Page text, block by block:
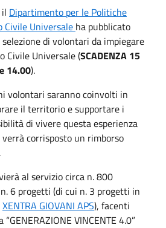
Dipartimento per le Politiche
Civile Universale ha pubblicato
selezione di volontari da impiegare
Civile Universale (SCADENZA 15
14.00).
volontari saranno coinvolti in
il territorio e supportare i
di vivere questa esperienza
corrisposto un rimborso
al servizio circa n. 800
6 progetti (di cui n. 3 progetti in
XENTRA GIOVANI APS), facenti
VINCENTE 4.0”